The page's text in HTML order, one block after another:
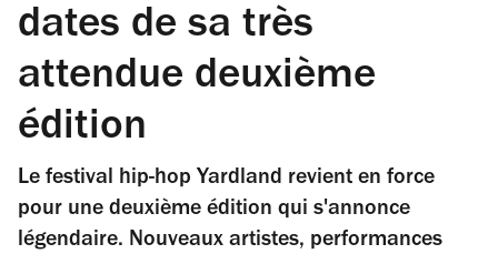
dates de sa très
attendue deuxième
édition
Le festival hip-hop Yardland revient en force
pour une deuxième édition qui s'annonce
légendaire. Nouveaux artistes, performances